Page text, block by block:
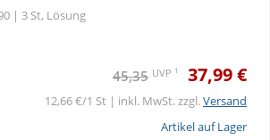
| 3 St, Lösung
45,35 UVP 1 37,99 €
12,66 €/1 St | inkl. MwSt. zzgl.Versand
Artikel auf Lager